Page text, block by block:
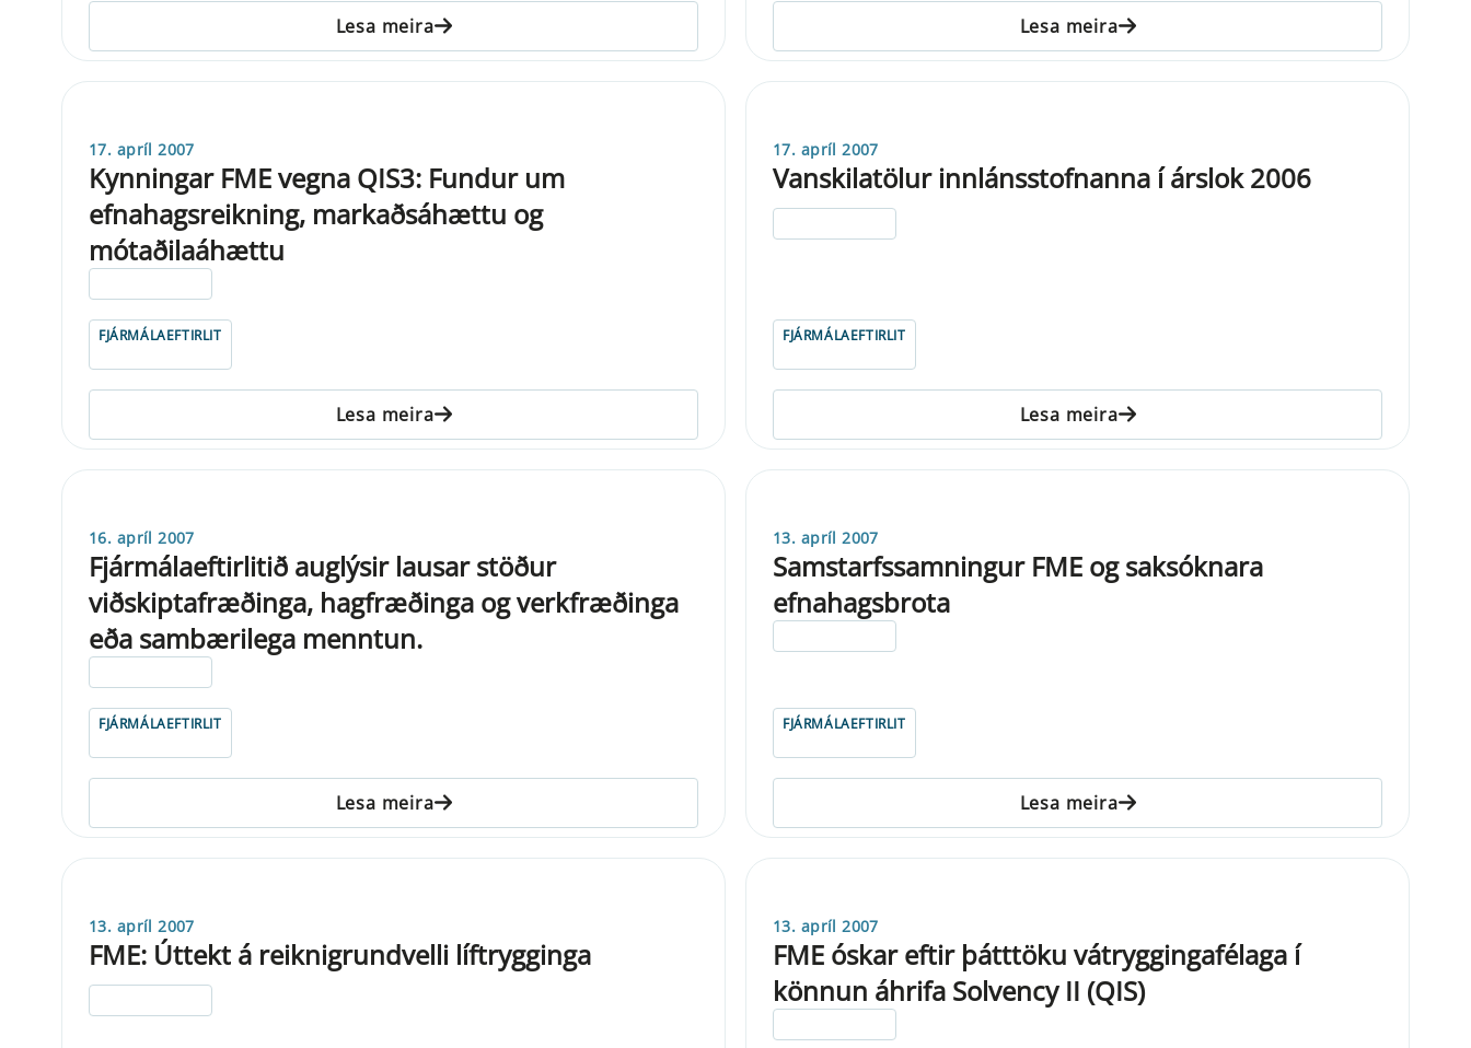
Lesa meira Lesa meira
17. apríl 2007
Kynningar FME vegna QIS3: Fundur um
efnahagsreikning, markaðsáhættu og
mótaðilaáhættu
FJÁRMÁLAEFTIRLIT
Lesa meira
17. apríl 2007
Vanskilatölur innlánsstofnanna í árslok 2006
FJÁRMÁLAEFTIRLIT
Lesa meira
16. apríl 2007
Fjármálaeftirlitið auglýsir lausar stöður
viðskiptafræðinga, hagfræðinga og verkfræðinga
eða sambærilega menntun.
FJÁRMÁLAEFTIRLIT
Lesa meira
13. apríl 2007
Samstarfssamningur FME og saksóknara
efnahagsbrota
FJÁRMÁLAEFTIRLIT
Lesa meira
13. apríl 2007
FME: Úttekt á reiknigrundvelli líftrygginga
13. apríl 2007
FME óskar eftir þátttöku vátryggingafélaga í
könnun áhrifa Solvency II (QIS)